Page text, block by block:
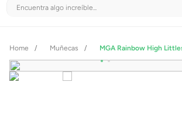
Muñecas